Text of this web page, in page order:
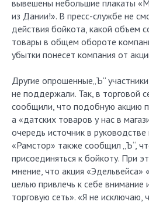
вывешены небольшие плакаты
из Дании!». В пресс-службе не
действия бойкота, какой объем
товары в общем обороте
убытки понесет компания от
Другие опрошенные„Ъ“
не поддержали. Так, в торговой
сообщили, что подобную акцию
а «датских товаров у нас в
очередь источник в руководстве
«Рамстор» также сообщил „Ъ“,
присоединяться к бойкоту. При
мнение, что акция «Эдельвейса»
целью привлечь к себе внимание
торговую сеть». «Я не исключаю,